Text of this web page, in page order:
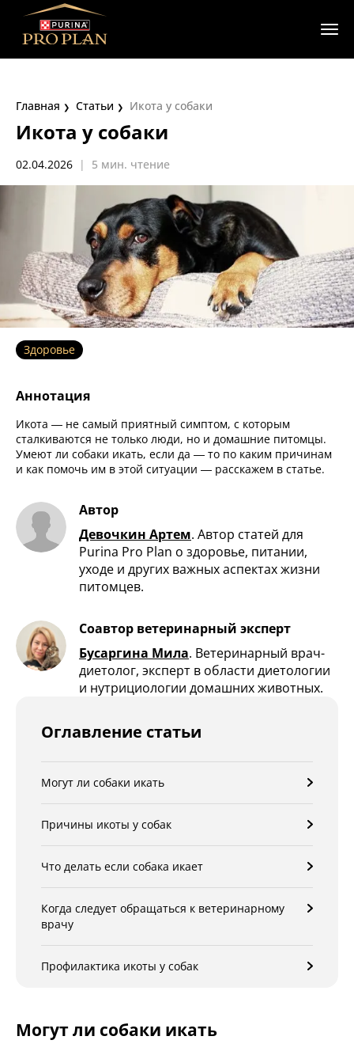
Главная Статьи Икота у собаки
Икота у собаки
02.04.2026 | 5 мин. чтение
Здоровье
Аннотация
Икота — не самый приятный симптом, с которым
сталкиваются не только люди, но и домашние питомцы.
Умеют ли собаки икать, если да — то по каким причинам
и как помочь им в этой ситуации — расскажем в статье.
Автор
Девочкин Артем. Автор статей для
Purina Pro Plan о здоровье, питании,
уходе и других важных аспектах жизни
питомцев.
Соавтор ветеринарный эксперт
Бусаргина Мила. Ветеринарный врач-
диетолог, эксперт в области диетологии
и нутрициологии домашних животных.
Оглавление статьи
Могут ли собаки икать
Причины икоты у собак
Что делать если собака икает
Когда следует обращаться к ветеринарному
врачу
Профилактика икоты у собак
Могут ли собаки икать